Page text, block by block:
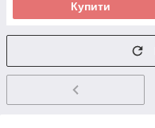
Купити